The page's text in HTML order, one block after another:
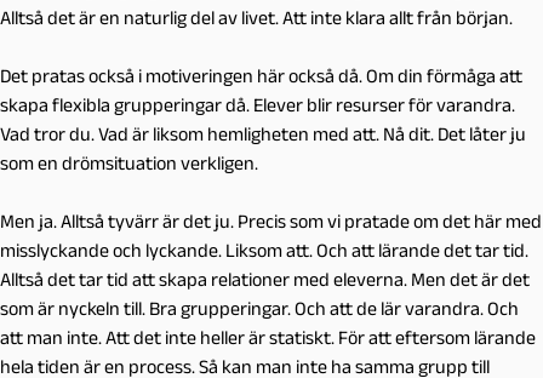
Alltså det är en naturlig del av livet. Att inte klara allt från början.
Det pratas också i motiveringen här också då. Om din förmåga att
skapa flexibla grupperingar då. Elever blir resurser för varandra.
Vad tror du. Vad är liksom hemligheten med att. Nå dit. Det låter ju
som en drömsituation verkligen.
Men ja. Alltså tyvärr är det ju. Precis som vi pratade om det här med
misslyckande och lyckande. Liksom att. Och att lärande det tar tid.
Alltså det tar tid att skapa relationer med eleverna. Men det är det
som är nyckeln till. Bra grupperingar. Och att de lär varandra. Och
att man inte. Att det inte heller är statiskt. För att eftersom lärande
hela tiden är en process. Så kan man inte ha samma grupp till